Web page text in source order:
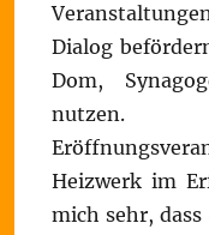
Dialog
Dom,
Heizwerk im
mich sehr,